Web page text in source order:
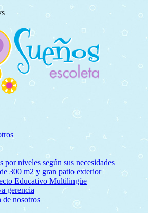
por niveles según sus necesidades
300 m2 y gran patio exterior
Educativo Multilingüe
gerencia
de nosotros